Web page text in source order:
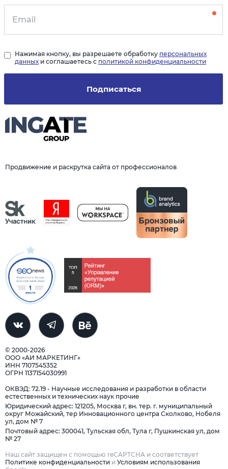
Продвижение и раскрутка сайта от профессионалов
© 2000-2026
ООО «АИ МАРКЕТИНГ»
ИНН 7107545352
ОГРН 1137154030991
Подписаться
Нажимая кнопку, вы разрешаете обработку персональных
данных и соглашаетесь с политикой конфиденциальности
ОКВЭД: 72.19 - Научные исследования и разработки в области
естественных и технических наук прочие
Юридический адрес: 121205, Москва г, вн. тер. г. муниципальный
округ Можайский, тер Инновационного центра Сколково, Нобеля
ул, дом № 7
Почтовый адрес: 300041, Тульская обл, Тула г, Пушкинская ул, дом
№ 27
Наш сайт защищен с помощью reCAPTCHA и соответствует
Политике конфиденциальности и Условиям использования